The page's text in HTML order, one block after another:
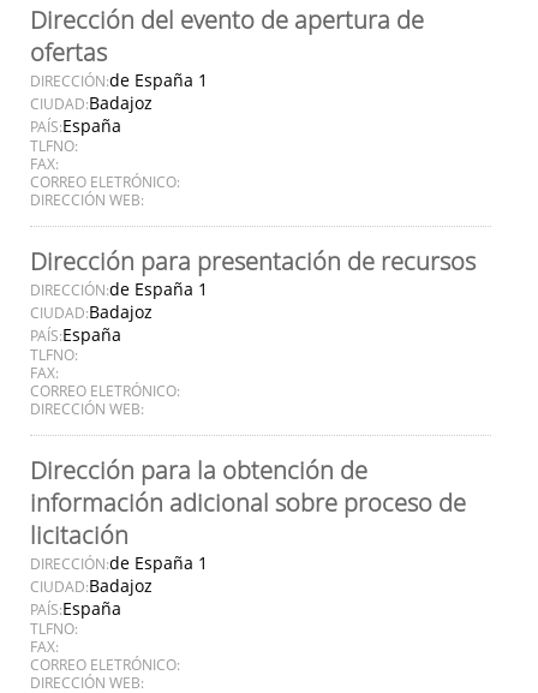
Dirección del evento de apertura de
ofertas
DIRECCIÓN:de España 1
CIUDAD:Badajoz
PAÍS:España
TLFNO:
FAX:
CORREO ELETRÓNICO:
DIRECCIÓN WEB:
Dirección para presentación de recursos
DIRECCIÓN:de España 1
CIUDAD:Badajoz
PAÍS:España
TLFNO:
FAX:
CORREO ELETRÓNICO:
DIRECCIÓN WEB:
Dirección para la obtención de
información adicional sobre proceso de
licitación
DIRECCIÓN:de España 1
CIUDAD:Badajoz
PAÍS:España
TLFNO:
FAX:
CORREO ELETRÓNICO:
DIRECCIÓN WEB: